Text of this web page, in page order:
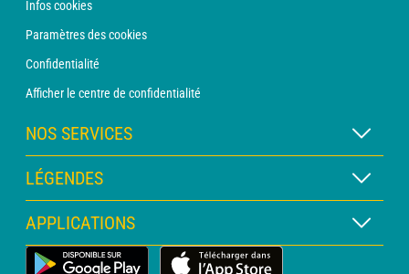
Infos cookies
Paramètres des cookies
Confidentialité
Afficher le centre de confidentialité
NOS SERVICES
Abonnement METEO Xpert
Abonnement METEO PRO
Consultation avec un prévisionniste
Bulletin PRO
LÉGENDES
Légende des cartes
Légende des pictogrammes
APPLICATIONS
Application Météo Terrestre